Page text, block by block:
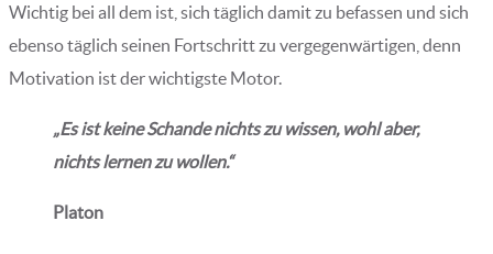
Wichtig bei all dem ist, sich täglich damit zu befassen und sich
ebenso täglich seinen Fortschritt zu vergegenwärtigen, denn
Motivation ist der wichtigste Motor.
„Es ist keine Schande nichts zu wissen, wohl aber,
nichts lernen zu wollen.“
Platon